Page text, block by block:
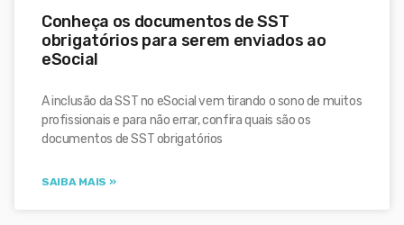
Conheça os documentos de SST
obrigatórios para serem enviados ao
eSocial
A inclusão da SST no eSocial vem tirando o sono de muitos
profissionais e para não errar, confira quais são os
documentos de SST obrigatórios
SAIBA MAIS »